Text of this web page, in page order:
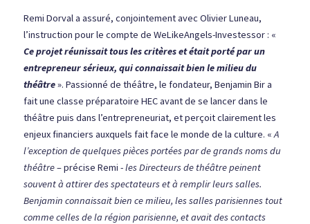
Remi Dorval a assuré, conjointement avec Olivier Luneau,
Ce projet réunissait tous les critères et était porté par un
entrepreneur sérieux, qui connaissait bien le milieu du
théâtre ». Passionné de théâtre, le fondateur, Benjamin Bir a
fait une classe préparatoire HEC avant de se lancer dans le
théâtre puis dans l’entrepreneuriat, et perçoit clairement les
enjeux financiers auxquels fait face le monde de la culture. « A
l’exception de quelques pièces portées par de grands noms du
théâtre – précise Remi - les Directeurs de théâtre peinent
souvent à attirer des spectateurs et à remplir leurs salles.
Benjamin connaissait bien ce milieu, les salles parisiennes tout
comme celles de la région parisienne, et avait des contacts